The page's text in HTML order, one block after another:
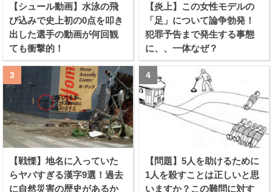
【シュール動画】水泳の飛
び込みで史上初の0点を叩き
出した選手の動画が何回観
ても衝撃的！
【炎上】この女性モデルの
「足」について論争勃発！
犯罪予告まで発生する事態
に、、一体なぜ？
【戦慄】地名に入っていた
らヤバすぎる漢字9選！過去
に自然災害の歴史があるか
【問題】5人を助けるために
1人を殺すことは正しいと思
いますか？この難問に対す